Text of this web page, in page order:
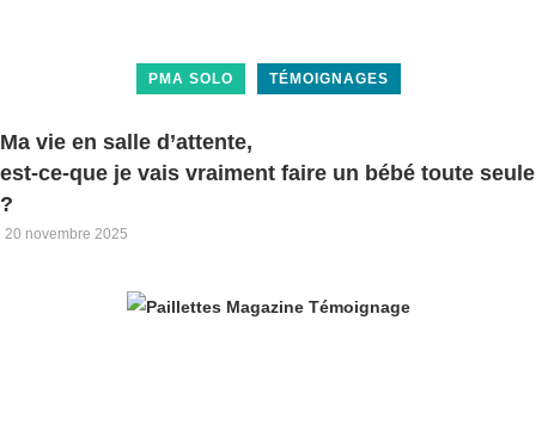
PMA SOLO TÉMOIGNAGES
Ma vie en salle d’attente,
est-ce-que je vais vraiment faire un bébé toute seule
?
20 novembre 2025